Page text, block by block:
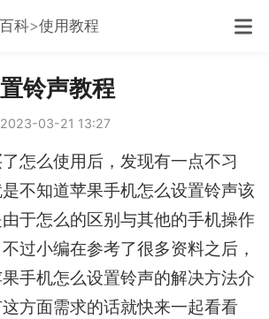
科 使用教程
铃声教程
2023-03-21 13:27
怎么使用后，发现有一点不习
不知道苹果手机怎么设置铃声该
于怎么的区别与其他的手机操作
过小编在参考了很多资料之后，
手机怎么设置铃声的解决方法介
方面需求的话就快来一起看看